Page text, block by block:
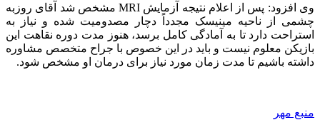
وی افزود: پس از اعلام نتیجه آزمایش MRI مشخص شد آقای روزبه
چشمی از ناحیه مینیسک مجدداً دچار مصدومیت شده و نیاز به
استراحت دارد تا به آمادگی کامل برسد، هنوز مدت دوره نقاهت این
بازیکن معلوم نیست و باید در این خصوص با جراح متخصص مشاوره
داشته باشیم تا مدت زمان مورد نیاز برای درمان او مشخص شود.
منبع مهر